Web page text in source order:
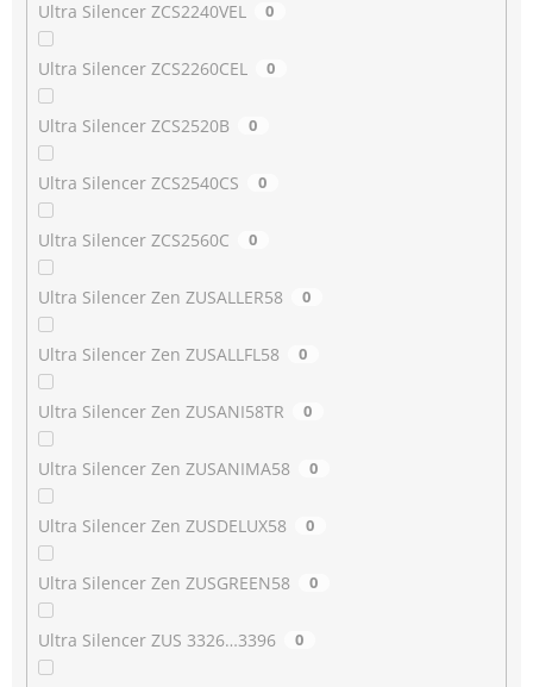
Ultra Silencer ZCS2240VEL 0
Ultra Silencer ZCS2260CEL 0
Ultra Silencer ZCS2520B 0
Ultra Silencer ZCS2540CS 0
Ultra Silencer ZCS2560C 0
Ultra Silencer Zen ZUSALLER58 0
Ultra Silencer Zen ZUSALLFL58 0
Ultra Silencer Zen ZUSANI58TR 0
Ultra Silencer Zen ZUSANIMA58 0
Ultra Silencer Zen ZUSDELUX58 0
Ultra Silencer Zen ZUSGREEN58 0
Ultra Silencer ZUS 3326…3396 0